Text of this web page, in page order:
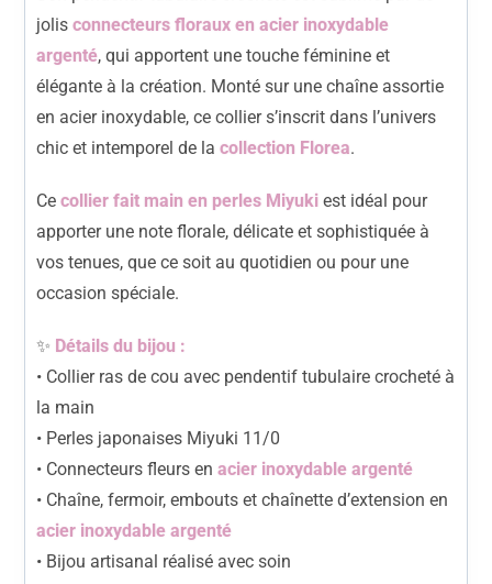
jolisconnecteurs floraux en acier inoxydable
argenté, qui apportent une touche féminine et
élégante à la création. Monté sur une chaîne assortie
en acier inoxydable, ce collier s’inscrit dans l’univers
chic et intemporel de lacollection Florea.
Cecollier fait main en perles Miyuki est idéal pour
apporter une note florale, délicate et sophistiquée à
vos tenues, que ce soit au quotidien ou pour une
occasion spéciale.
✨ Détails du bijou :
• Collier ras de cou avec pendentif tubulaire crocheté à
la main
• Perles japonaises Miyuki 11/0
• Connecteurs fleurs enacier inoxydable argenté
• Chaîne, fermoir, embouts et chaînette d’extension en
acier inoxydable argenté
• Bijou artisanal réalisé avec soin